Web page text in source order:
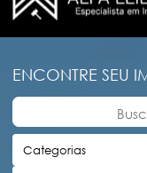
ENCONTRE SEU
Categorias